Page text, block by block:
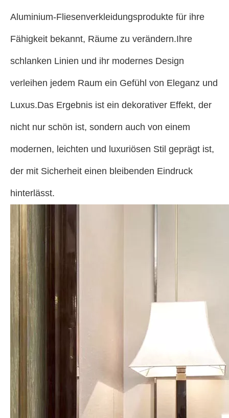
Aluminium-Fliesenverkleidungsprodukte für ihre
Fähigkeit bekannt, Räume zu verändern.Ihre
schlanken Linien und ihr modernes Design
verleihen jedem Raum ein Gefühl von Eleganz und
Luxus.Das Ergebnis ist ein dekorativer Effekt, der
nicht nur schön ist, sondern auch von einem
modernen, leichten und luxuriösen Stil geprägt ist,
der mit Sicherheit einen bleibenden Eindruck
hinterlässt.